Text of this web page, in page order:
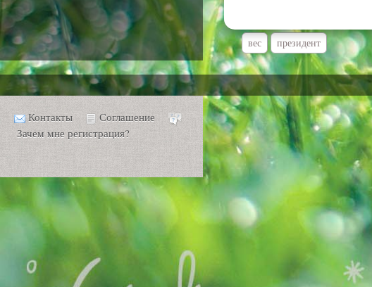
вес президент
Контакты
Соглашение
Зачем мне регистрация?